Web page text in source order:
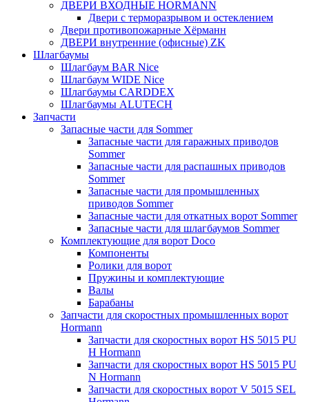
ДВЕРИ ВХОДНЫЕ HORMANN
Двери с терморазрывом и остеклением
Двери противопожарные Хёрманн
ДВЕРИ внутренние (офисные) ZK
Шлагбаумы
Шлагбаум BAR Nice
Шлагбаум WIDE Nice
Шлагбаумы CARDDEX
Шлагбаумы ALUTECH
Запчасти
Запасные части для Sommer
Запасные части для гаражных приводов
Sommer
Запасные части для распашных приводов
Sommer
Запасные части для промышленных
приводов Sommer
Запасные части для откатных ворот Sommer
Запасные части для шлагбаумов Sommer
Комплектующие для ворот Doco
Компоненты
Ролики для ворот
Пружины и комплектующие
Валы
Барабаны
Запчасти для скоростных промышленных ворот
Hormann
Запчасти для скоростных ворот HS 5015 PU
H Hormann
Запчасти для скоростных ворот HS 5015 PU
N Hormann
Запчасти для скоростных ворот V 5015 SEL